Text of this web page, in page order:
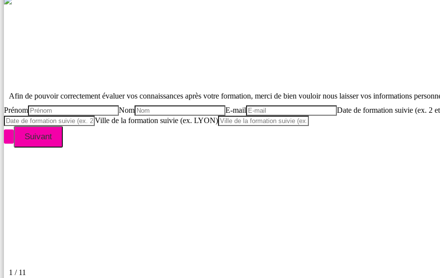
Afin de pouvoir correctement évaluer vos connaissances après votre formation, merci de bien vouloir nous laisser vos informations
Prénom
Nom E-mail
Date de formation suivie (ex. 2
Ville de la formation suivie (ex. LYON)
1 / 11